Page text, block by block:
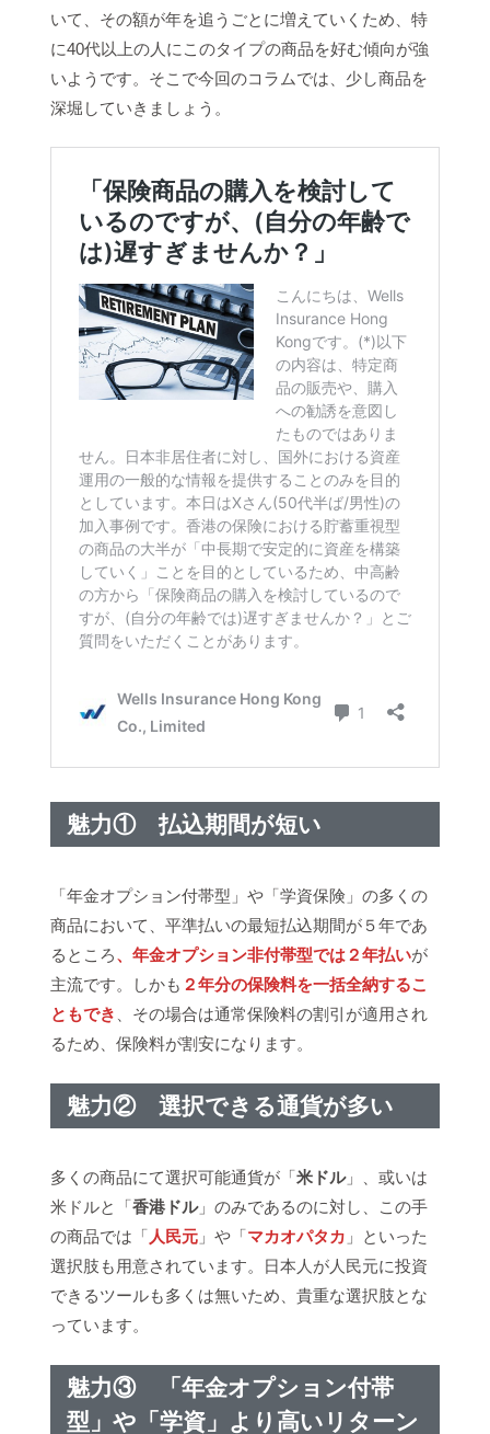
いて、その額が年を追うごとに増えていくため、特
に40代以上の人にこのタイプの商品を好む傾向が強
いようです。そこで今回のコラムでは、少し商品を
深堀していきましょう。
魅力① 払込期間が短い
「年金オプション付帯型」や「学資保険」の多くの
商品において、平準払いの最短払込期間が５年であ
るところ、年金オプション非付帯型では２年払いが
主流です。しかも ２年分の保険料を一括全納するこ
ともでき 、その場合は通常保険料の割引が適用され
るため、保険料が割安になります。
魅力② 選択できる通貨が多い
多くの商品にて選択可能通貨が「米ドル」、或いは
米ドルと「香港ドル」のみであるのに対し、この手
の商品では「人民元 」や「マカオパタカ 」といった
選択肢も用意されています。日本人が人民元に投資
できるツールも多くは無いため、貴重な選択肢とな
っています。
魅力③ 「年金オプション付帯
型」や「学資」より高いリターン